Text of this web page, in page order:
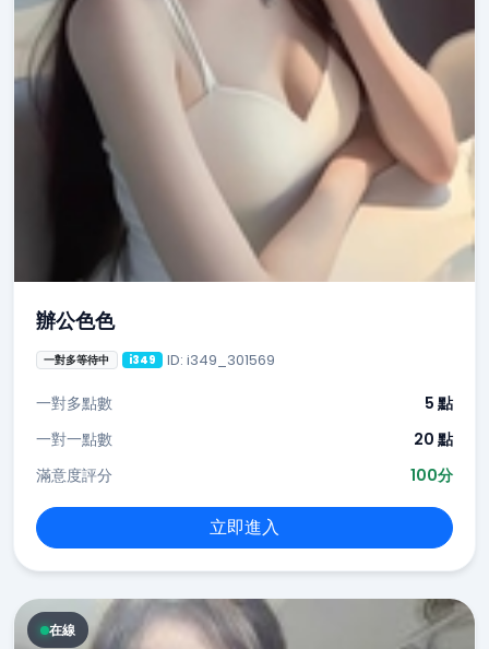
辦公色色
一對多等待中 i349 ID: i349_301569
一對多點數
5 點
一對一點數
20 點
滿意度評分
100分
立即進入
在線